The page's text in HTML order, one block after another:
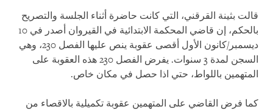
قالت بثينة القرقني، التي كانت حاضرة أثناء الجلسة والتصريح
بالحكم، إن قاضي المحكمة الابتدائية في القيروان أصدر في 10
ديسمبر/كانون الأول أقصى عقوبة ينص عليها الفصل 230، وهي
السجن لمدة 3 سنوات. يفرض الفصل 230 هذه العقوبة على
المتهمين باللواط، حتي اذا حصل في مكان خاص.
كما فرض القاضي على المتهمين عقوبة تكميلية بالاقصاء من